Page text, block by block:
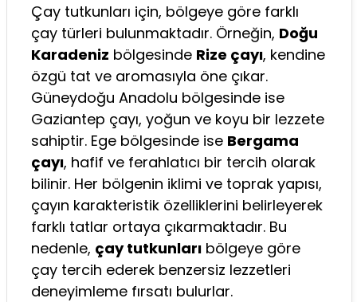
Çay tutkunları için, bölgeye göre farklı
çay türleri bulunmaktadır. Örneğin, Doğu
Karadeniz bölgesinde Rize çayı, kendine
özgü tat ve aromasıyla öne çıkar.
Güneydoğu Anadolu bölgesinde ise
Gaziantep çayı, yoğun ve koyu bir lezzete
sahiptir. Ege bölgesinde ise Bergama
çayı, hafif ve ferahlatıcı bir tercih olarak
bilinir. Her bölgenin iklimi ve toprak yapısı,
çayın karakteristik özelliklerini belirleyerek
farklı tatlar ortaya çıkarmaktadır. Bu
nedenle, çay tutkunları bölgeye göre
çay tercih ederek benzersiz lezzetleri
deneyimleme fırsatı bulurlar.